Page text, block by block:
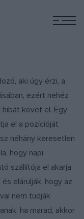
aki úgy érzi, a
ezért nehéz
követ el. Egy
el a pozícióját
néhány keresetlen
hogy napi
szállítója el akarja
elárulják, hogy az
nem tudják
ha marad, akkor